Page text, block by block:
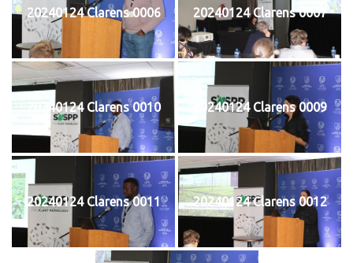
20240124 Clarens 0006 20240124 Clarens 0007
20240124 Clarens 0010 20240124 Clarens 0009
20240124 Clarens 0011 20240124 Clarens 0012